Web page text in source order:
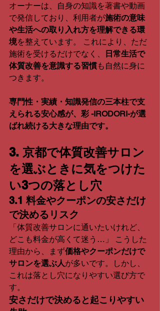
オーナーは、自身の知識を著書や動画
で発信しており、利用者が施術の意味
や生活への取り入れ方を理解できる環
境を整えています。 これにより、ただ
施術を受けるだけでなく、
日常生活で
体質改善を意識する習慣も自然に身に
つきます。
専門性・実績・知識発信の三本柱で支
えられる安心感が、彩 -IRODORI-が選
ばれ続ける大きな理由です。
3. 京都で体質改善サロン
を選ぶときに気をつけた
い3つの落とし穴
3.1 料金やクーポンの安さだけ
で決めるリスク
「体質改善サロンに通いたいけれど、
どこも料金が高くて迷う…」 こうした
理由から、まず価格やクーポンだけで
サロンを選ぶ人が多いです。しかし、
これは落とし穴になりやすい選び方で
す。
安さだけで決めると起こりやすい